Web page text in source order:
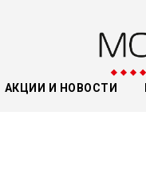
АКЦИИ И НОВОСТИ